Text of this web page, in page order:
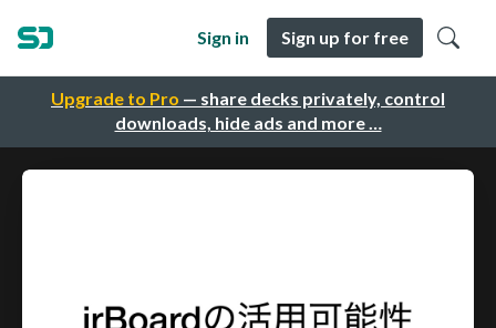
Upgrade to Pro — share decks privately, control
downloads, hide ads and more …
Sign in Sign up for free